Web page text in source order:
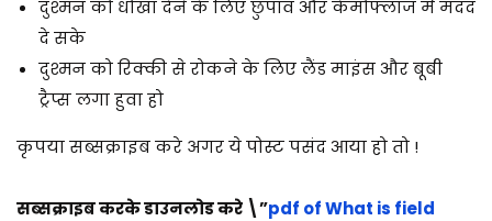
दुश्मन को धोखा देने के लिए छुपाव और कैमोफ्लाज में मदद
दे सके
दुश्मन को रिक्की से रोकने के लिए लैंड माइंस और बूबी
ट्रैप्स लगा हुवा हो
कृपया सब्सक्राइब करे अगर ये पोस्ट पसंद आया हो तो !
सब्सक्राइब करके डाउनलोड करे \”pdf of What is field